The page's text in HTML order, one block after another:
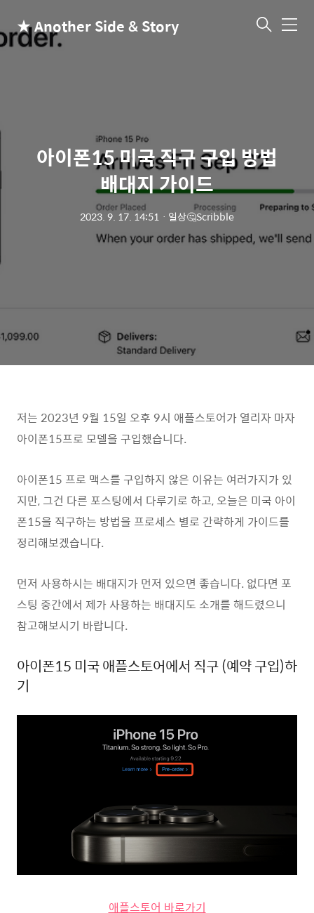
★ Another Side & Story 메
아이폰15 미국 직구 구입 방법
배대지 가이드
2023. 9. 17. 14:51 ㆍ 일상🤔Scribble
저는 2023년 9월 15일 오후 9시 애플스토어가 열리자 마자
아이폰15프로 모델을 구입했습니다.
아이폰15 프로 맥스를 구입하지 않은 이유는 여러가지가 있
지만, 그건 다른 포스팅에서 다루기로 하고, 오늘은 미국 아이
폰15을 직구하는 방법을 프로세스 별로 간략하게 가이드를
정리해보겠습니다.
먼저 사용하시는 배대지가 먼저 있으면 좋습니다. 없다면 포
스팅 중간에서 제가 사용하는 배대지도 소개를 해드렸으니
참고해보시기 바랍니다.
아이폰15 미국 애플스토어에서 직구 (예약 구입)하
기
애플스토어 바로가기